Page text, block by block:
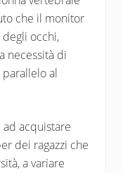
che il monitor
degli occhi,
necessità di
al
ad acquistare
dei ragazzi che
a variare